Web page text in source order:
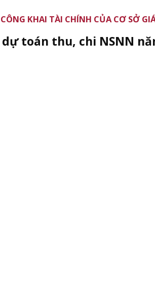
KHAI TÀI CHÍNH CỦA CƠ SỞ
toán thu, chi NSNN